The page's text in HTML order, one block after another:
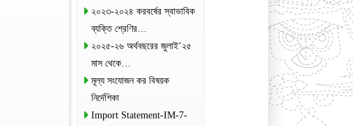
২০২৩-২০২৪ করবর্ষের স্বাভাবিক
ব্যক্তি শ্রেণির…
২০২৫-২৬ অর্থবছরের জুলাই’২৫
মাস থেকে…
মূল্য সংযোজন কর বিষয়ক
নির্দেশিকা
Import Statement-IM-7-